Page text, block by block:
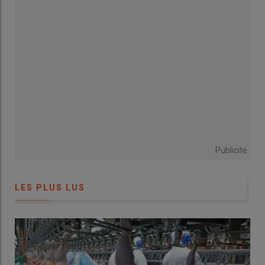
difficulté consiste à bien calibrer cette étape : il ne faut pas de
alimentaire sous-estimée
Publicité
LES PLUS LUS